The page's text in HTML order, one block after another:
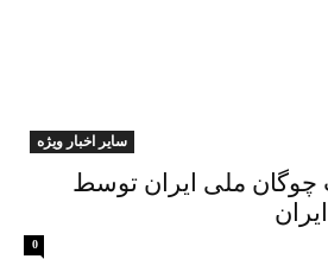
سایر اخبار ویژه
چوگان ملی ایران توسط
0